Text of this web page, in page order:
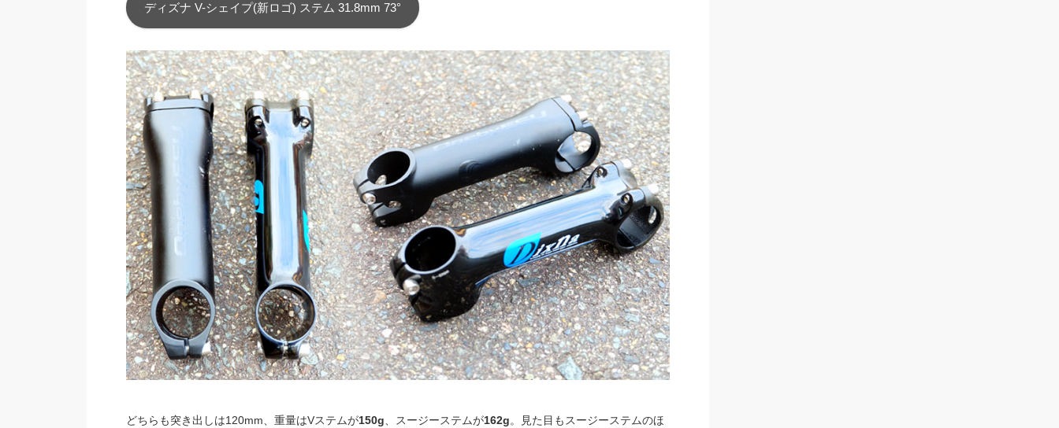
ディズナ V-シェイプ(新ロゴ) ステム 31.8mm 73°
どちらも突き出しは120mm、重量はVステムが150g、スージーステムが162g。見た目もスージーステムのほ